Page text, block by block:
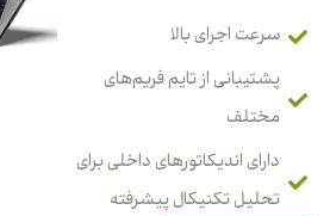
سرعت اجرای بالا
پشتیبانی از تایم فریم‌های
مختلف
دارای اندیکاتورهای داخلی برای
تحلیل تکنیکال پیشرفته